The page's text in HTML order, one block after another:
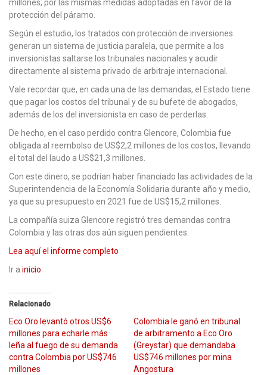
millones; por las mismas medidas adoptadas en favor de la
protección del páramo.
Según el estudio, los tratados con protección de inversiones
generan un sistema de justicia paralela, que permite a los
inversionistas saltarse los tribunales nacionales y acudir
directamente al sistema privado de arbitraje internacional.
Vale recordar que, en cada una de las demandas, el Estado tiene
que pagar los costos del tribunal y de su bufete de abogados,
además de los del inversionista en caso de perderlas.
De hecho, en el caso perdido contra Glencore, Colombia fue
obligada al reembolso de US$2,2 millones de los costos, llevando
el total del laudo a US$21,3 millones.
Con este dinero, se podrían haber financiado las actividades de la
Superintendencia de la Economía Solidaria durante año y medio,
ya que su presupuesto en 2021 fue de US$15,2 millones.
La compañía suiza Glencore registró tres demandas contra
Colombia y las otras dos aún siguen pendientes.
Lea aquí el informe completo
Ir a inicio
Relacionado
Eco Oro levantó otros US$6
millones para echarle más
leña al fuego de su demanda
contra Colombia por US$746
millones
Colombia le ganó en tribunal
de arbitramento a Eco Oro
(Greystar) que demandaba
US$746 millones por mina
Angostura